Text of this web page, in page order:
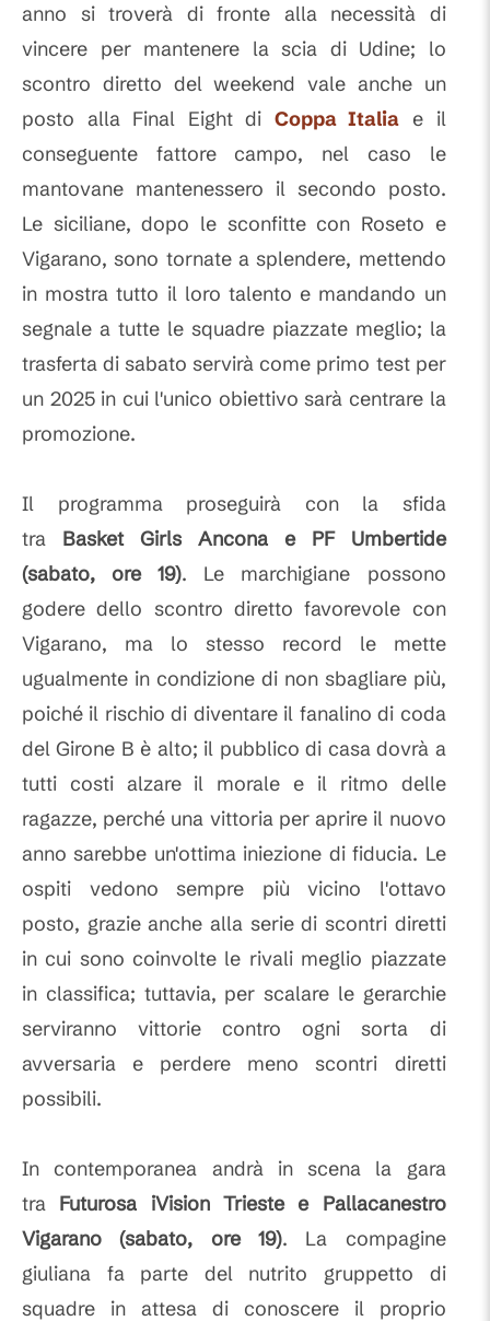
anno si troverà di fronte alla necessità di
vincere per mantenere la scia di Udine; lo
scontro diretto del weekend vale anche un
posto alla Final Eight di Coppa Italia e il
conseguente fattore campo, nel caso le
mantovane mantenessero il secondo posto.
Le siciliane, dopo le sconfitte con Roseto e
Vigarano, sono tornate a splendere, mettendo
in mostra tutto il loro talento e mandando un
segnale a tutte le squadre piazzate meglio; la
trasferta di sabato servirà come primo test per
un 2025 in cui l'unico obiettivo sarà centrare la
promozione.
Il programma proseguirà con la sfida
tra Basket Girls Ancona e PF Umbertide
(sabato, ore 19). Le marchigiane possono
godere dello scontro diretto favorevole con
Vigarano, ma lo stesso record le mette
ugualmente in condizione di non sbagliare più,
poiché il rischio di diventare il fanalino di coda
del Girone B è alto; il pubblico di casa dovrà a
tutti costi alzare il morale e il ritmo delle
ragazze, perché una vittoria per aprire il nuovo
anno sarebbe un'ottima iniezione di fiducia. Le
ospiti vedono sempre più vicino l'ottavo
posto, grazie anche alla serie di scontri diretti
in cui sono coinvolte le rivali meglio piazzate
in classifica; tuttavia, per scalare le gerarchie
serviranno vittorie contro ogni sorta di
avversaria e perdere meno scontri diretti
possibili.
In contemporanea andrà in scena la gara
tra Futurosa iVision Trieste e Pallacanestro
Vigarano (sabato, ore 19). La compagine
giuliana fa parte del nutrito gruppetto di
squadre in attesa di conoscere il proprio